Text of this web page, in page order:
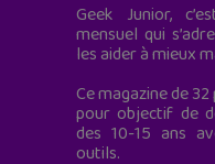
Geek Junior,
mensuel qui
les aider à mieux
Ce magazine de
pour objectif de
des 10-15 ans
outils.